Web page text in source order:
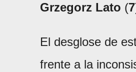
Grzegorz Lato (7
El desglose de
frente a la